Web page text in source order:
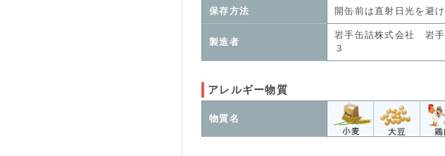
保存方法 開缶前は直射日光を避
製造者
岩手缶詰株式会社 岩手
３
アレルギー物質
物質名